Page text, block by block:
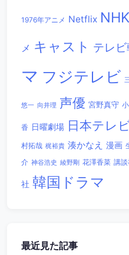
1976年アニメ Netflix NHK
メ キャスト テレビ
マ フジテレビ
悠一 向井理 声優 宮野真守
香 日曜劇場 日本テレ
村拓哉 梶裕貴 湊かなえ 漫画
介 神谷浩史 綾野剛 花澤香菜 講談
社 韓国ドラマ
最近見た記事